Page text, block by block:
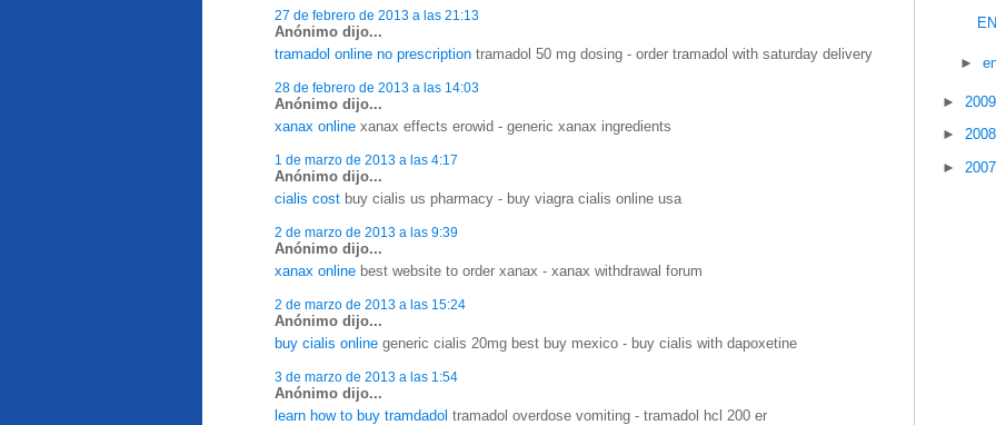
27 de febrero de 2013 a las 21:13
Anónimo dijo...
tramadol online no prescription tramadol 50 mg dosing - order tramadol with saturday delivery
28 de febrero de 2013 a las 14:03
Anónimo dijo...
xanax online xanax effects erowid - generic xanax ingredients
1 de marzo de 2013 a las 4:17
Anónimo dijo...
cialis cost buy cialis us pharmacy - buy viagra cialis online usa
2 de marzo de 2013 a las 9:39
Anónimo dijo...
xanax online best website to order xanax - xanax withdrawal forum
2 de marzo de 2013 a las 15:24
Anónimo dijo...
buy cialis online generic cialis 20mg best buy mexico - buy cialis with dapoxetine
3 de marzo de 2013 a las 1:54
Anónimo dijo...
learn how to buy tramdadol tramadol overdose vomiting - tramadol hcl 200 er
►
►
►
►